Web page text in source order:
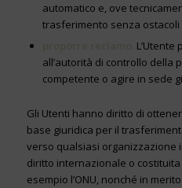
automatico e, ove
trasferimento senza
all’autorità di controllo della
competente o agire in sede
Gli Utenti hanno diritto di
base giuridica per il
verso qualsiasi organizzazione
diritto internazionale o
esempio l’ONU, nonché in